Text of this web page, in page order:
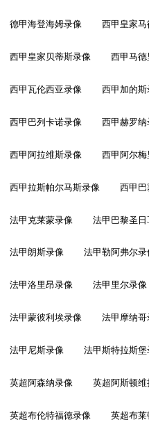
德甲海登海姆录像 西甲皇家马
西甲皇家贝蒂斯录像 西甲马德
西甲瓦伦西亚录像 西甲加的斯
西甲巴列卡诺录像 西甲赫罗纳
西甲阿拉维斯录像 西甲阿尔梅
西甲拉斯帕尔马斯录像 西甲巴
法甲克莱蒙录像 法甲巴黎圣日
法甲朗斯录像 法甲勒阿弗尔录
法甲洛里昂录像 法甲里尔录像
法甲蒙彼利埃录像 法甲摩纳哥
法甲尼斯录像 法甲斯特拉斯堡
英超阿森纳录像 英超阿斯顿维
英超布伦特福德录像 英超布莱